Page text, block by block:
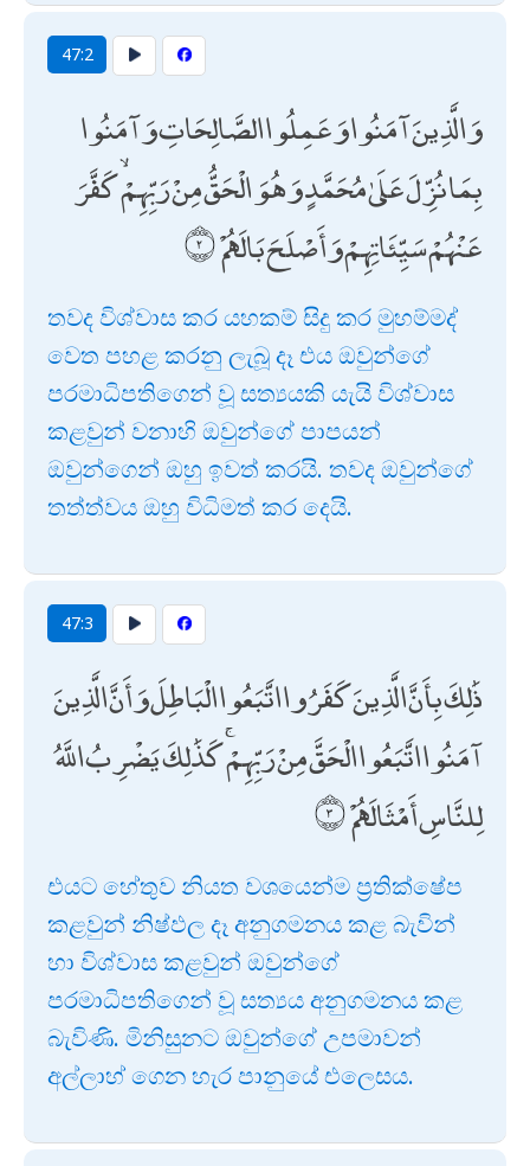
47:2
وَالَّذِينَ آمَنُوا وَعَمِلُوا الصَّالِحَاتِ وَآمَنُوا
بِمَا نُزِّلَ عَلَىٰ مُحَمَّدٍ وَهُوَ الْحَقُّ مِنْ رَبِّهِمْ ۙ كَفَّرَ
عَنْهُمْ سَيِّئَاتِهِمْ وَأَصْلَحَ بَالَهُمْ
තවද විශ්වාස කර යහකම් සිදු කර මුහම්මද්
වෙත පහළ කරනු ලැබූ දෑ එය ඔවුන්ගේ
පරමාධිපතිගෙන් වූ සත්‍යයකි යැයි විශ්වාස
කළවුන් වනාහි ඔවුන්ගේ පාපයන්
ඔවුන්ගෙන් ඔහු ඉවත් කරයි. තවද ඔවුන්ගේ
තත්ත්වය ඔහු විධිමත් කර දෙයි.
47:3
ذَٰلِكَ بِأَنَّ الَّذِينَ كَفَرُوا اتَّبَعُوا الْبَاطِلَ وَأَنَّ الَّذِينَ
آمَنُوا اتَّبَعُوا الْحَقَّ مِنْ رَبِّهِمْ ۚ كَذَٰلِكَ يَضْرِبُ اللَّهُ
لِلنَّاسِ أَمْثَالَهُمْ
එයට හේතුව නියත වශයෙන්ම ප්‍රතික්ෂේප
කළවුන් නිෂ්ඵල දෑ අනුගමනය කළ බැවින්
හා විශ්වාස කළවුන් ඔවුන්ගේ
පරමාධිපතිගෙන් වූ සත්‍යය අනුගමනය කළ
බැවිණි. මිනිසුනට ඔවුන්ගේ උපමාවන්
අල්ලාහ් ගෙන හැර පානුයේ එලෙසය.